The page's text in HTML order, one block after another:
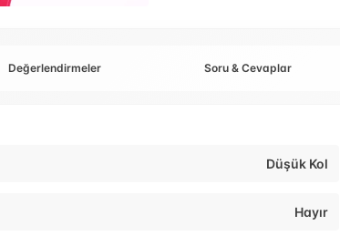
Değerlendirmeler Soru & Cevaplar
Düşük Kol
Hayır